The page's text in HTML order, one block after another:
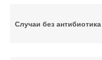
Случаи без антибиотика